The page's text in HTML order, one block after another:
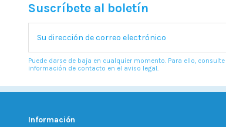
Suscríbete al boletín
Puede darse de baja en cualquier momento. Para ello,
información de contacto en el aviso legal.
Información